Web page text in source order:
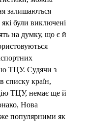
залишаються
були виключені
на думку, що є й
ТЦУ. Судячи з
списку країн,
ТЦУ, немає ще й
Нова
популярними як